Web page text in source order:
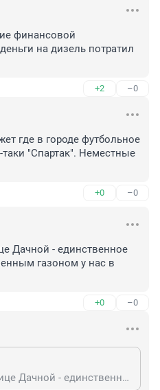
финансовой
на дизель потратил
+2 –0
где в городе футбольное
"Спартак". Неместные
+0 –0
Дачной - единственное
газоном у нас в
+0 –0
Именно Динамо на улице Дачной - единственное большое поле с естественным газоном у нас в городе.